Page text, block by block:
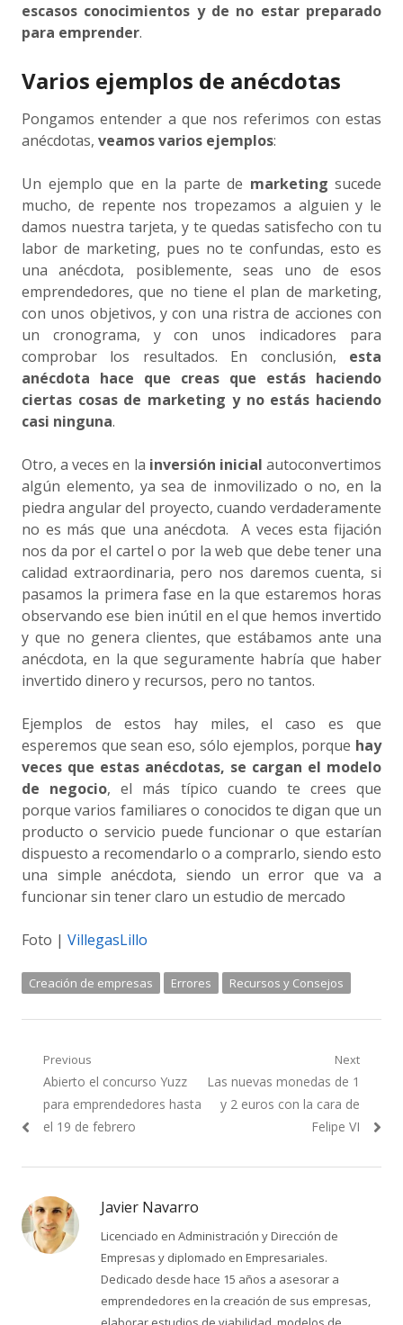
escasos conocimientos y de no estar preparado
para emprender.
Varios ejemplos de anécdotas
Pongamos entender a que nos referimos con estas
anécdotas, veamos varios ejemplos:
Un ejemplo que en la parte de marketing sucede
mucho, de repente nos tropezamos a alguien y le
damos nuestra tarjeta, y te quedas satisfecho con tu
labor de marketing, pues no te confundas, esto es
una anécdota, posiblemente, seas uno de esos
emprendedores, que no tiene el plan de marketing,
con unos objetivos, y con una ristra de acciones con
un cronograma, y con unos indicadores para
comprobar los resultados. En conclusión, esta
anécdota hace que creas que estás haciendo
ciertas cosas de marketing y no estás haciendo
casi ninguna.
Otro, a veces en la inversión inicial autoconvertimos
algún elemento, ya sea de inmovilizado o no, en la
piedra angular del proyecto, cuando verdaderamente
no es más que una anécdota. A veces esta fijación
nos da por el cartel o por la web que debe tener una
calidad extraordinaria, pero nos daremos cuenta, si
pasamos la primera fase en la que estaremos horas
observando ese bien inútil en el que hemos invertido
y que no genera clientes, que estábamos ante una
anécdota, en la que seguramente habría que haber
invertido dinero y recursos, pero no tantos.
Ejemplos de estos hay miles, el caso es que
esperemos que sean eso, sólo ejemplos, porque hay
veces que estas anécdotas, se cargan el modelo
de negocio, el más típico cuando te crees que
porque varios familiares o conocidos te digan que un
producto o servicio puede funcionar o que estarían
dispuesto a recomendarlo o a comprarlo, siendo esto
una simple anécdota, siendo un error que va a
funcionar sin tener claro un estudio de mercado
Foto | VillegasLillo
Creación de empresas Errores Recursos y Consejos
Navegación
de
entradas
Previous
Previous
post:
Abierto el concurso Yuzz
para emprendedores hasta
el 19 de febrero
Next
Next
post:
Las nuevas monedas de 1
y 2 euros con la cara de
Felipe VI
Javier Navarro
Licenciado en Administración y Dirección de
Empresas y diplomado en Empresariales.
Dedicado desde hace 15 años a asesorar a
emprendedores en la creación de sus empresas,